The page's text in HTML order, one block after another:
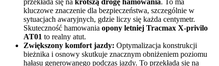
przekłada się na krótszą drogę hamowania. To ma
kluczowe znaczenie dla bezpieczeństwa, szczególnie w
sytuacjach awaryjnych, gdzie liczy się każda centymetr.
Skuteczność hamowania opony letniej Tracmax X-privilo
AT01 to realny atut.
Zwiększony komfort jazdy: Optymalizacja konstrukcji
bieżnika i osnowy skutkuje znacznym obniżeniem poziomu
hałasu generowanego podczas jazdy. To przekłada się na